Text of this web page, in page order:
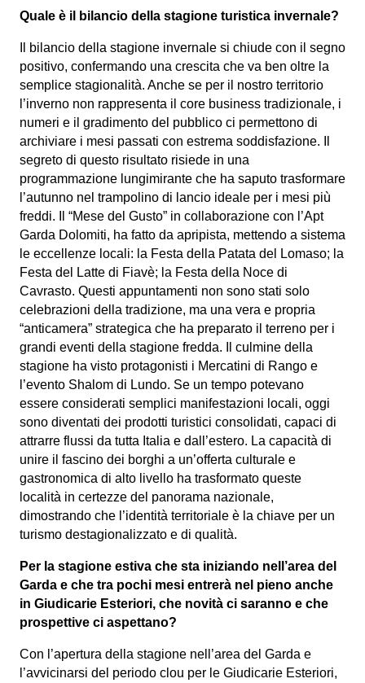
Quale è il bilancio della stagione turistica invernale?
Il bilancio della stagione invernale si chiude con il segno
positivo, confermando una crescita che va ben oltre la
semplice stagionalità. Anche se per il nostro territorio
l’inverno non rappresenta il core business tradizionale, i
numeri e il gradimento del pubblico ci permettono di
archiviare i mesi passati con estrema soddisfazione.
segreto di questo risultato risiede in una
programmazione lungimirante che ha saputo trasformare
l’autunno nel trampolino di lancio ideale per i mesi più
freddi. Il “Mese del Gusto” in collaborazione con l’Apt
Garda Dolomiti, ha fatto da apripista, mettendo a sistema
le eccellenze locali: la Festa della Patata del Lomaso; la
Festa del Latte di Fiavè; la Festa della Noce di
Cavrasto. Questi appuntamenti non sono stati solo
celebrazioni della tradizione, ma una vera e propria
“anticamera” strategica che ha preparato il terreno per i
grandi eventi della stagione fredda. Il culmine della
stagione ha visto protagonisti i Mercatini di Rango e
l’evento Shalom di Lundo. Se un tempo potevano
essere considerati semplici manifestazioni locali, oggi
sono diventati dei prodotti turistici consolidati, capaci di
attrarre flussi da tutta Italia e dall’estero. La capacità di
unire il fascino dei borghi a un’offerta culturale e
gastronomica di alto livello ha trasformato queste
località in certezze del panorama nazionale,
dimostrando che l’identità territoriale è la chiave per un
turismo destagionalizzato e di qualità.
Per la stagione estiva che sta iniziando nell’area del
Garda e che tra pochi mesi entrerà nel pieno anche
in Giudicarie Esteriori, che novità ci saranno e che
prospettive ci aspettano?
Con l’apertura della stagione nell’area del Garda e
l’avvicinarsi del periodo clou per le Giudicarie Esteriori,